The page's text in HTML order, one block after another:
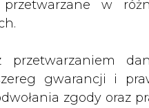
w
gwarancji i
zgody oraz
na
portalu CIRE zgadza się na
treningowych LLM.